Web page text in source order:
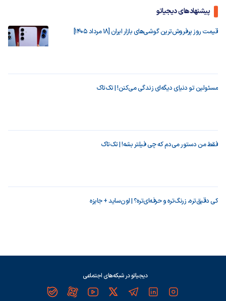
پیشنهادهای دیجیاتو
قیمت روز پرفروش‌ترین گوشی‌های بازار ایران [18 مرداد 1405]
مسئولین تو دنیای دیگه‌ای زندگی می‌کنن! | تک‌تاک
فقط من دستور می‌دم که چی فیلتر بشه! | تک‌تاک
کی دقیق‌تره، زرنگ‌تره و حرفه‌ای‌تره؟ | اون‌ساید + جایزه
دیجیاتو در شبکه‌های اجتماعی